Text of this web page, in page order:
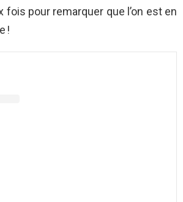
fois pour remarquer que l’on est en
!